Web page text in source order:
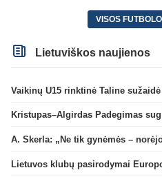
VISOS
Lietuviškos naujienos
A. Skerla: „Ne tik gynėmės –